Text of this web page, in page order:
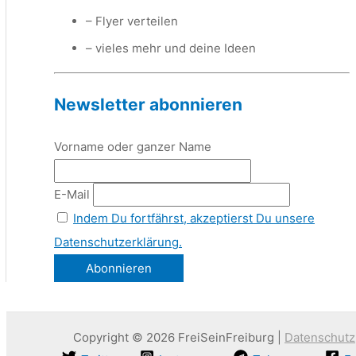
– Flyer verteilen
– vieles mehr und deine Ideen
Newsletter abonnieren
Vorname oder ganzer Name
E-Mail
Indem Du fortfährst, akzeptierst Du unsere
Datenschutzerklärung.
Copyright © 2026 FreiSeinFreiburg | Datenschutz